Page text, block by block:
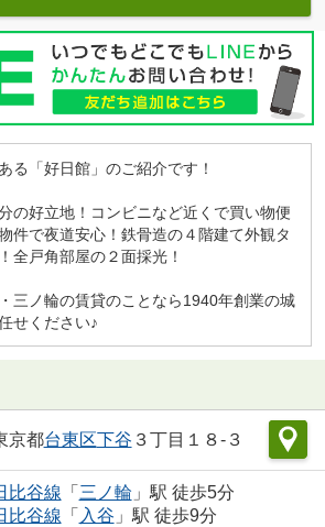
る「好日館」のご紹介です！
の好立地！コンビニなど近くで買い物便
件で夜道安心！鉄骨造の４階建て外観タ
全戸角部屋の２面採光！
三ノ輪の賃貸のことなら1940年創業の城
せください♪
京都台東区下谷 ３丁目１８-３
比谷線 「 三ノ輪」駅 徒歩5分
比谷線 「 入谷 」駅 徒歩9分